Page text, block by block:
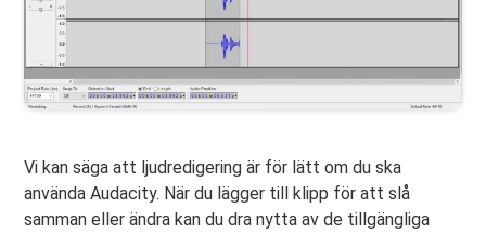
Vi kan säga att ljudredigering är för lätt om du ska
använda Audacity. När du lägger till klipp för att slå
samman eller ändra kan du dra nytta av de tillgängliga